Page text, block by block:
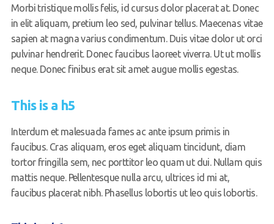
Morbi tristique mollis felis, id cursus dolor placerat at. Donec
in elit aliquam, pretium leo sed, pulvinar tellus. Maecenas vitae
sapien at magna varius condimentum. Duis vitae dolor ut orci
pulvinar hendrerit. Donec faucibus laoreet viverra. Ut ut mollis
neque. Donec finibus erat sit amet augue mollis egestas.
This is a h5
Interdum et malesuada fames ac ante ipsum primis in
faucibus. Cras aliquam, eros eget aliquam tincidunt, diam
tortor fringilla sem, nec porttitor leo quam ut dui. Nullam quis
mattis neque. Pellentesque nulla arcu, ultrices id mi at,
faucibus placerat nibh. Phasellus lobortis ut leo quis lobortis.